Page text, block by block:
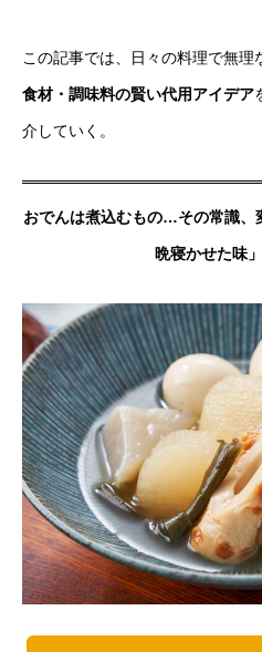
この記事では、日々の料理で無理
食材・調味料の賢い代用アイデア
介していく。
おでんは煮込むもの…その常識、
晩寝かせた味